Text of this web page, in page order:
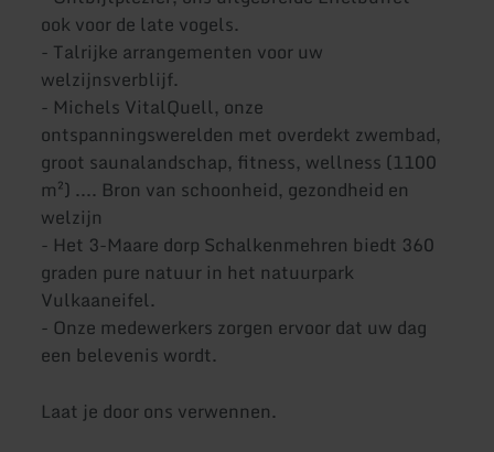
ook voor de late vogels.
- Talrijke arrangementen voor uw
welzijnsverblijf.
- Michels VitalQuell, onze
ontspanningswerelden met overdekt zwembad,
groot saunalandschap, fitness, wellness (1100
m²) .... Bron van schoonheid, gezondheid en
welzijn
- Het 3-Maare dorp Schalkenmehren biedt 360
graden pure natuur in het natuurpark
Vulkaaneifel.
- Onze medewerkers zorgen ervoor dat uw dag
een belevenis wordt.
Laat je door ons verwennen.